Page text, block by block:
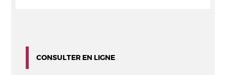
CONSULTER EN LIGNE